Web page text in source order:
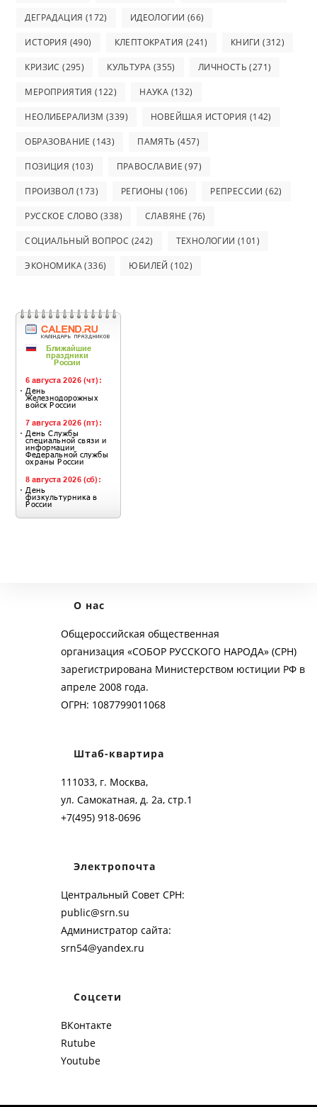
ДЕГРАДАЦИЯ (172) ИДЕОЛОГИИ (66)
ИСТОРИЯ (490) КЛЕПТОКРАТИЯ (241) КНИГИ (312)
КРИЗИС (295) КУЛЬТУРА (355) ЛИЧНОСТЬ (271)
МЕРОПРИЯТИЯ (122) НАУКА (132)
НЕОЛИБЕРАЛИЗМ (339) НОВЕЙШАЯ ИСТОРИЯ (142)
ОБРАЗОВАНИЕ (143) ПАМЯТЬ (457)
ПОЗИЦИЯ (103) ПРАВОСЛАВИЕ (97)
ПРОИЗВОЛ (173) РЕГИОНЫ (106) РЕПРЕССИИ (62)
РУССКОЕ СЛОВО (338) СЛАВЯНЕ (76)
СОЦИАЛЬНЫЙ ВОПРОС (242) ТЕХНОЛОГИИ (101)
ЭКОНОМИКА(336) ЮБИЛЕЙ (102)
О нас
Общероссийская общественная
организация «СОБОР РУССКОГО НАРОДА» (СРН)
зарегистрирована Министерством юстиции РФ в
апреле 2008 года.
ОГРН: 1087799011068
Штаб-квартира
111033, г. Москва,
ул. Самокатная, д. 2а, стр.1
+7(495) 918-0696
Электропочта
Центральный Совет СРН:
public@srn.su
Администратор сайта:
srn54@yandex.ru
Соцсети
ВКонтакте
Rutube
Youtube